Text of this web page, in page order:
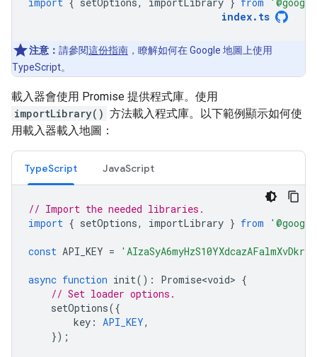
index. ts
注意： 請參閱這份指南 ，瞭解如何在 Google 地圖上使用
TypeScript。
載入器會使用 Promise 提供程式庫。使用
importLibrary() 方法載入程式庫。以下範例顯示如何使
用載入器載入地圖：
TypeScript JavaScript
// Import the needed libraries.
import { setOptions, importLibrary } from
const API_KEY =
async function init() : Promise<void> {
// Set loader options.
setOptions({
key : API_KEY,
});